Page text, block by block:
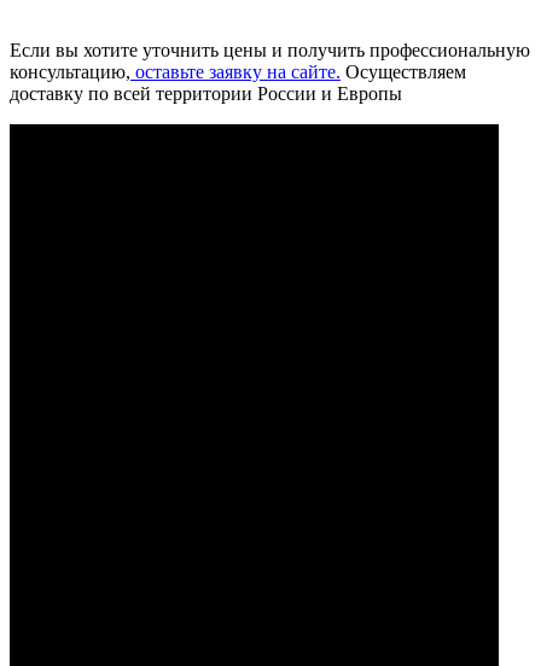
Если вы хотите уточнить цены и получить профессиональную
консультацию, оставьте заявку на сайте. Осуществляем
доставку по всей территории России и Европы